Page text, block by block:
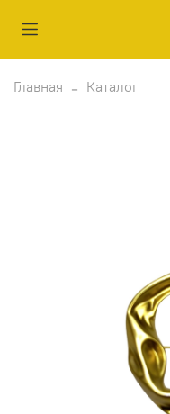
Главная Каталог